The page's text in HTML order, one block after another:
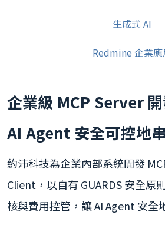
生成式 AI
Redmine 企業應
企業級 MCP Server
AI Agent 安全可控地
約沛科技為企業內部系統開發
Client，以自有 GUARDS 安全原
核與費用控管，讓 AI Agent 安全